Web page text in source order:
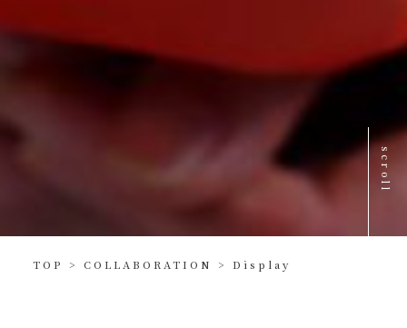
scroll
TOP > COLLABORATION > Display